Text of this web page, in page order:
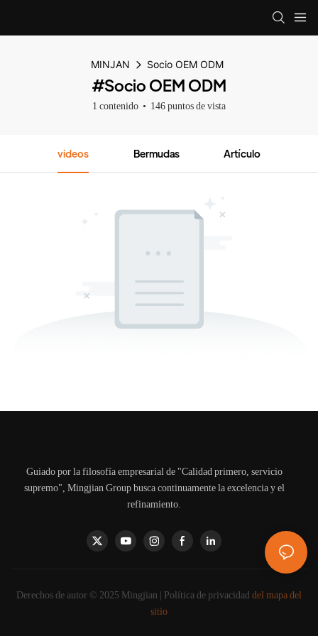
MINJAN Socio OEM ODM
#Socio OEM ODM
1 contenido 146 puntos de vista
videos Bermudas Artículo
Guiado por la filosofía empresarial de "Calidad primero, servicio
supremo", Mingjian Group busca continuamente la excelencia y el
refinamiento.
Derechos de autor © 2025 Mingjian | Política de privacidad del mapa del
sitio